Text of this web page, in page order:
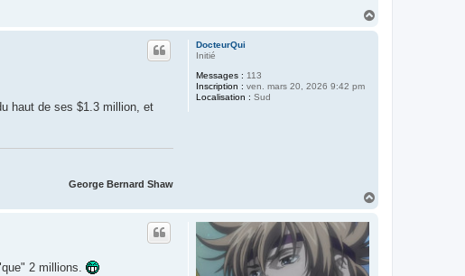
DocteurQui
Initié
Messages : 113
Inscription : ven. mars 20, 2026 9:42 pm
Localisation : Sud
haut de ses $1.3 million, et
George Bernard Shaw
2 millions.